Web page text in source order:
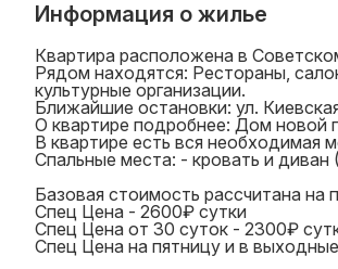
Информация о жилье
Квартира расположена в
Рядом находятся: Рестораны,
культурные организации.
Ближайшие остановки: ул.
О квартире подробнее: Дом новой
В квартире есть вся необходимая
Спальные места: - кровать и диван
Базовая стоимость рассчитана на
Спец Цена - 2600₽ сутки
Спец Цена от 30 суток - 2300₽
Спец Цена на пятницу и в